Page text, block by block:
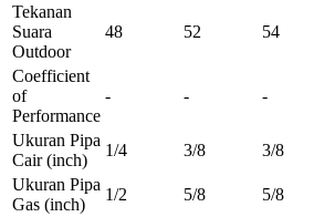
Tekanan
Suara
Outdoor
48 52 54
Coefficient
of
Performance
- - -
Ukuran Pipa
Cair(inch)
1/4 3/8 3/8
Ukuran Pipa
Gas (inch)
1/2 5/8 5/8